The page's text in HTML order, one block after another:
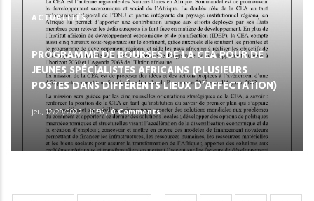
ACTUALITÉS
PROGRAMME DE BOURSES DE LA CEA POUR DE
JEUNES SPÉCIALISTES AFRICAINS (PLUSIEURS
POSTES DANS DIFFÉRENTS LIEUX D’AFFECTATION)
jeu, 12/29/2022 - 10:56/0 Comments